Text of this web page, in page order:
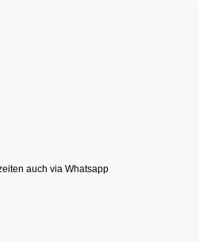
auch via Whatsapp